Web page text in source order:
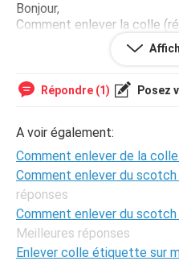
Bonjour,
Comment enlever la colle
des pots de verre, et celle
livres, sans abimer
Répondre (1) Posez
A voir également:
Comment enlever de la
Comment enlever du scotch
réponses
Comment enlever du scotch
Meilleures réponses
Enlever colle étiquette sur